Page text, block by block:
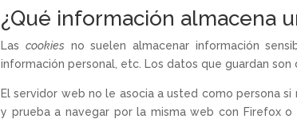
¿Qué información almacena
Las cookiesno suelen almacenar información
información personal, etc. Los datos que guardan
El servidor web no le asocia a usted como persona
y prueba a navegar por la misma web con Firefox